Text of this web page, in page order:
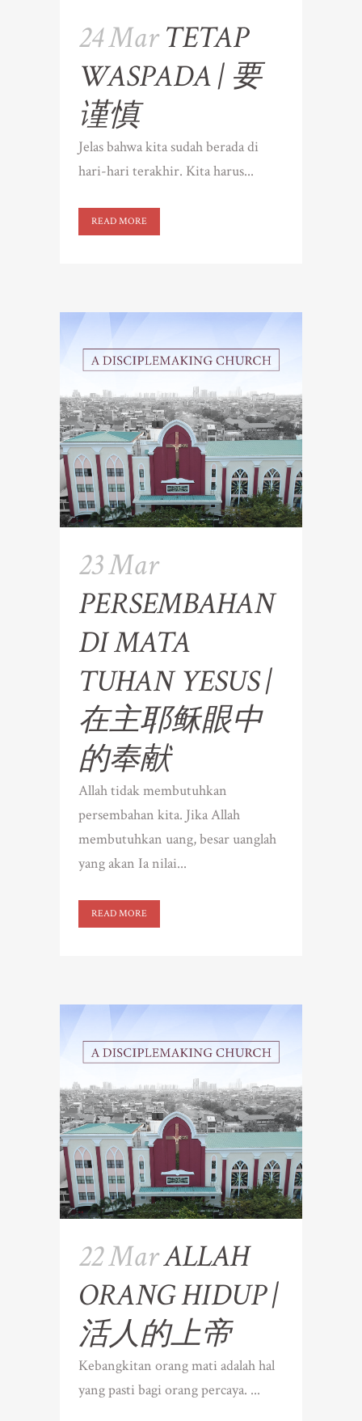
24 Mar TETAP
WASPADA | 要
谨慎
Jelas bahwa kita sudah berada di
hari-hari terakhir. Kita harus...
READ MORE
23 Mar
PERSEMBAHAN
DI MATA
TUHAN YESUS |
在主耶稣眼中
的奉献
Allah tidak membutuhkan
persembahan kita. Jika Allah
membutuhkan uang, besar uanglah
yang akan Ia nilai...
READ MORE
22 MarALLAH
ORANG HIDUP |
活人的上帝
Kebangkitan orang mati adalah hal
yang pasti bagi orang percaya. ...